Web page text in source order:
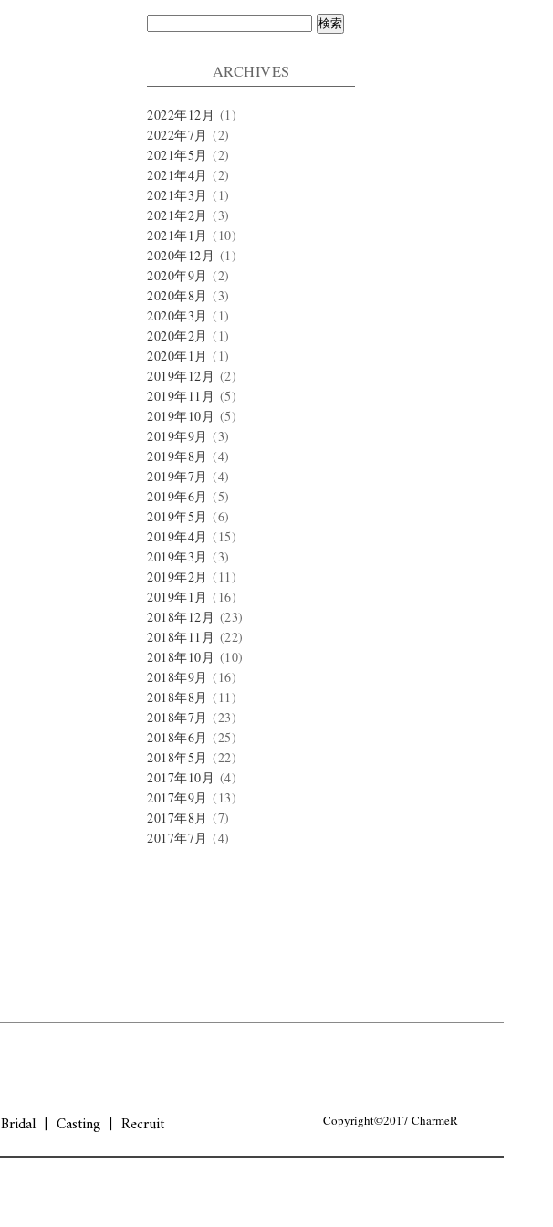
検
ARCHIVES
2022年12月 (1)
2022年7月 (2)
2021年5月 (2)
2021年4月 (2)
2021年3月 (1)
2021年2月 (3)
2021年1月 (10)
2020年12月 (1)
2020年9月 (2)
2020年8月 (3)
2020年3月 (1)
2020年2月 (1)
2020年1月 (1)
2019年12月 (2)
2019年11月 (5)
2019年10月 (5)
2019年9月 (3)
2019年8月 (4)
2019年7月 (4)
2019年6月 (5)
2019年5月 (6)
2019年4月 (15)
2019年3月 (3)
2019年2月 (11)
2019年1月 (16)
2018年12月 (23)
2018年11月 (22)
2018年10月 (10)
2018年9月 (16)
2018年8月 (11)
2018年7月 (23)
2018年6月 (25)
2018年5月 (22)
2017年10月 (4)
2017年9月 (13)
2017年8月 (7)
2017年7月 (4)
Bridal Casting Recruit Copyright©2017 CharmeR